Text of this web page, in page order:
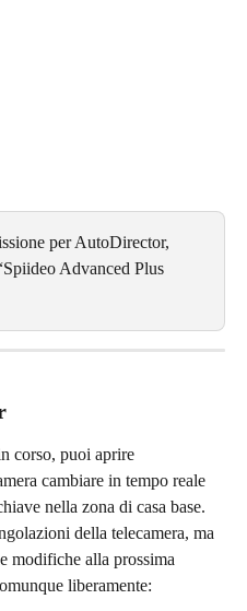
per AutoDirector,
Advanced Plus
corso, puoi aprire
cambiare in tempo reale
nella zona di casa base.
della telecamera, ma
modifiche alla prossima
liberamente: